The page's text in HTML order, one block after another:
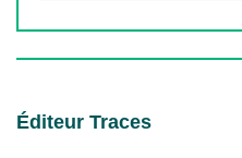
Éditeur Traces